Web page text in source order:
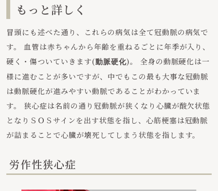
もっと詳しく
冒頭にも述べた通り、これらの病気は全て冠動脈の病気で
す。 血管は赤ちゃんから年齢を重ねるごとに年季が入り、
硬く・傷ついていきます(動脈硬化)。 全身の動脈硬化は一
様に進むことが多いですが、中でもこの最も大事な冠動脈
は動脈硬化が進みやすい動脈であることがわかっていま
す。 狭心症は名前の通り冠動脈が狭くなり心臓が酸欠状態
となりＳＯＳサインを出す状態を指し、心筋梗塞は冠動脈
が詰まることで心臓が壊死してしまう状態を指します。
労作性狭心症